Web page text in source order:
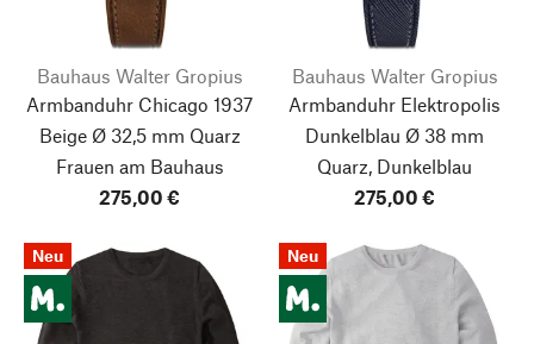
Bauhaus Walter Gropius
Armbanduhr Chicago 1937
Beige Ø 32,5 mm Quarz
Frauen am Bauhaus
275,00 €
Bauhaus Walter Gropius
Armbanduhr Elektropolis
Dunkelblau Ø 38 mm
Quarz, Dunkelblau
275,00 €
Neu Neu
Nach oben